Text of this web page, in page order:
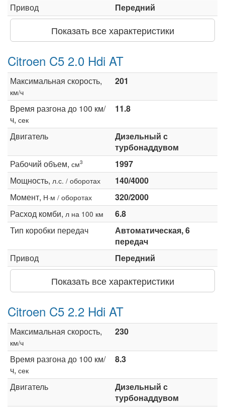
Привод
Передний
Показать все характеристики
Citroen C5 2.0 Hdi AT
Максимальная скорость,
км/ч
201
Время разгона до 100 км/
ч, сек
11.8
Двигатель
Дизельный с
турбонаддувом
Рабочий объем, см3
1997
Мощность, л.с. / оборотах
140/4000
Момент, Н·м / оборотах
320/2000
Расход комби, л на 100 км
6.8
Тип коробки передач
Автоматическая, 6
передач
Привод
Передний
Показать все характеристики
Citroen C5 2.2 Hdi AT
Максимальная скорость,
км/ч
230
Время разгона до 100 км/
ч, сек
8.3
Двигатель
Дизельный с
турбонаддувом